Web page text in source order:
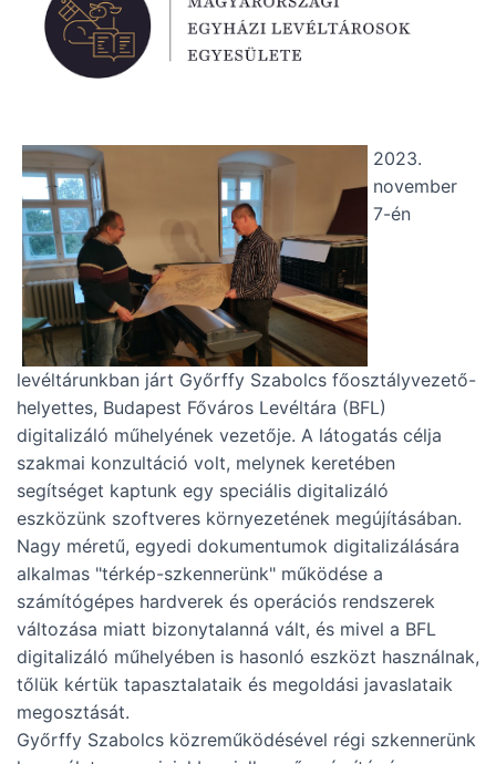
2023.
november
7-én
levéltárunkban járt Győrffy Szabolcs főosztályvezető-
helyettes, Budapest Főváros Levéltára (BFL)
digitalizáló műhelyének vezetője. A látogatás célja
szakmai konzultáció volt, melynek keretében
segítséget kaptunk egy speciális digitalizáló
eszközünk szoftveres környezetének megújításában.
Nagy méretű, egyedi dokumentumok digitalizálására
alkalmas "térkép-szkennerünk" működése a
számítógépes hardverek és operációs rendszerek
változása miatt bizonytalanná vált, és mivel a BFL
digitalizáló műhelyében is hasonló eszközt használnak,
tőlük kértük tapasztalataik és megoldási javaslataik
megosztását.
Győrffy Szabolcs közreműködésével régi szkennerünk